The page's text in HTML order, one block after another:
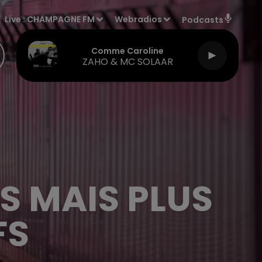
Live : CHAMPAGNE FM Webradios Podcasts
Comme Caroline
ZAHO & MC SOLAAR
MAIS PLUS